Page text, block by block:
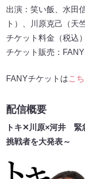
出演：笑い飯、水田
ト）、川原克己（天
チケット料金（税込
チケット販売：
FANYチケットはこ
配信概要
トキ✕川原×河井 緊
挑戦者を大発表～